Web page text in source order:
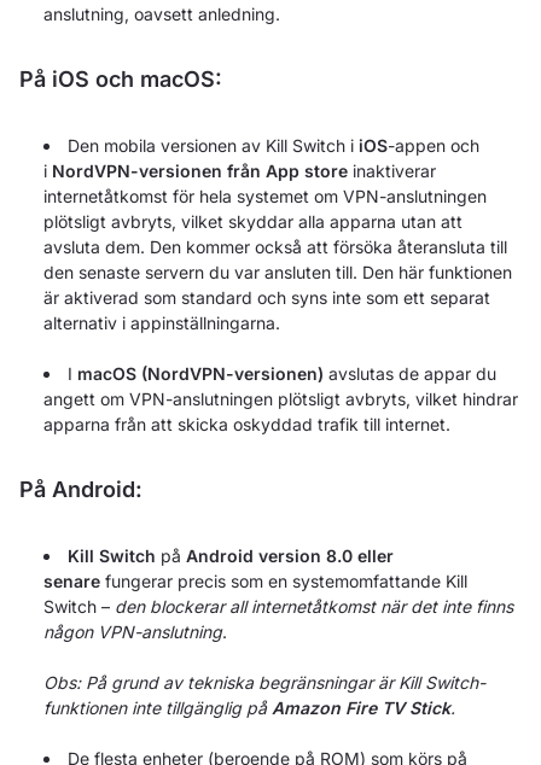
anslutning, oavsett anledning.
På iOS och macOS:
Den mobila versionen av Kill Switch i iOS-appen och
i NordVPN-versionen från App store inaktiverar
internetåtkomst för hela systemet om VPN-anslutningen
plötsligt avbryts, vilket skyddar alla apparna utan att
avsluta dem. Den kommer också att försöka återansluta till
den senaste servern du var ansluten till. Den här funktionen
är aktiverad som standard och syns inte som ett separat
alternativ i appinställningarna.
I macOS (NordVPN-versionen) avslutas de appar du
angett om VPN-anslutningen plötsligt avbryts, vilket hindrar
apparna från att skicka oskyddad trafik till internet.
På Android:
Kill Switch på Android version 8.0 eller
senare fungerar precis som en systemomfattande Kill
Switch – den blockerar all internetåtkomst när det inte finns
någon VPN-anslutning.
Obs: På grund av tekniska begränsningar är Kill Switch-
funktionen inte tillgänglig på Amazon Fire TV Stick.
De flesta enheter (beroende på ROM) som körs på